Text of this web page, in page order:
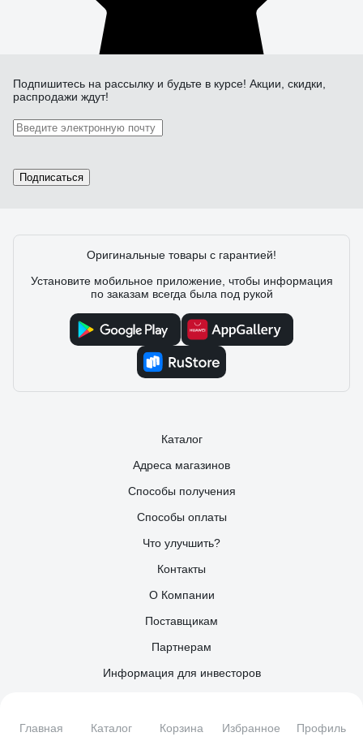
Главная Каталог Корзина Избранное Профиль
Подпишитесь на рассылку и будьте в курсе! Акции, скидки,
распродажи ждут!
Подписаться
Оригинальные товары с гарантией!
Установите мобильное приложение, чтобы информация
по заказам всегда была под рукой
Каталог
Адреса магазинов
Способы получения
Способы оплаты
Что улучшить?
Контакты
О Компании
Поставщикам
Партнерам
Информация для инвесторов
Сервисный центр ВсеИнструменты.ру